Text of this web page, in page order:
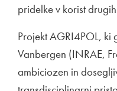
pridelke v korist
Projekt AGRI4POL,
Vanbergen (INRAE,
ambiciozen in